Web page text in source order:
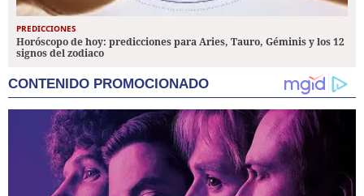
PREDICCIONES
Horóscopo de hoy: predicciones para Aries, Tauro, Géminis y los 12
signos del zodiaco
CONTENIDO PROMOCIONADO